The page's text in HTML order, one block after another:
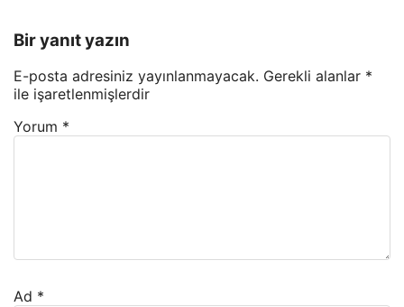
Bir yanıt yazın
E-posta adresiniz yayınlanmayacak. Gerekli alanlar *
ile işaretlenmişlerdir
Yorum *
Ad *